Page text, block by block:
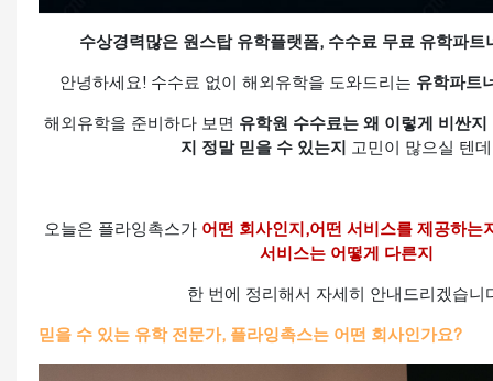
수상경력많은 원스탑 유학플랫폼, 수수료 무료 유학파트
안녕하세요! 수수료 없이 해외유학을 도와드리는 유학파트
해외유학을 준비하다 보면 유학원 수수료는 왜 이렇게 비싼
지 정말 믿을 수 있는지
고민이 많으실 텐
오늘은 플라잉촉스가 어떤 회사인지,어떤 서비스를 제공하는
서비스는 어떻게 다른지
한 번에 정리해서 자세히 안내드리겠습니
믿을 수 있는 유학 전문가, 플라잉촉스는 어떤 회사인가요?